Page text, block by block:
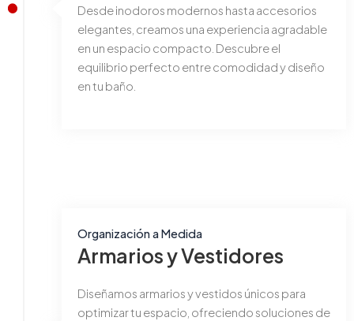
Desde inodoros modernos hasta accesorios
elegantes, creamos una experiencia agradable
en un espacio compacto. Descubre el
equilibrio perfecto entre comodidad y diseño
en tu baño.
Organización a Medida
Armarios y Vestidores
Diseñamos armarios y vestidos únicos para
optimizar tu espacio, ofreciendo soluciones de